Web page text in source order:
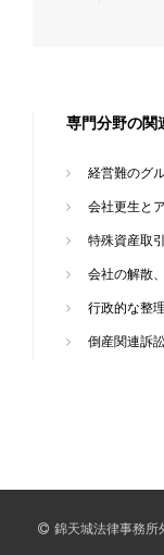
専門分野の関
経営難のグ
会社更生と
特殊資産取
会社の解散
行政的な整
倒産関連訴
錦天城法律事務所